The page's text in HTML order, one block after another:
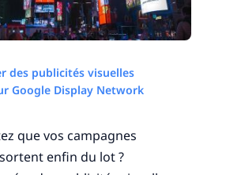
des publicités visuelles
Google Display Network
que vos campagnes
enfin du lot ?